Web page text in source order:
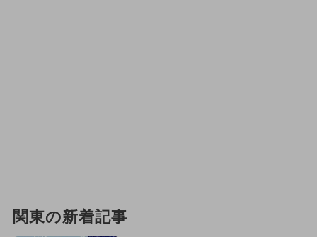
関東の新着記事